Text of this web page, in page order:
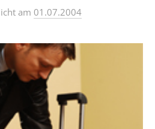
am 01.07.2004